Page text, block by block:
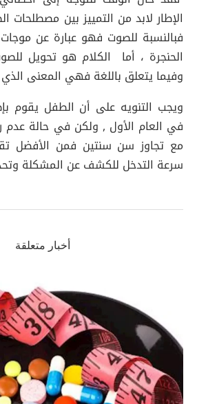
الإطار لابد من التمييز بين مصطلحات
فبالنسبة للصوت فهو عبارة عن
الحنجرة ، أما الكلام هو تحويل
وفيما يتعلق باللغة فهي المعنى
ويجب التنويه على أن الطفل يقوم
في العام الأول , ولكن في حالة عدم
مع تجاوز سن سنتين فمن الأفضل
سرعة التدخل للكشف عن المشكلة
أخبار متعلقة